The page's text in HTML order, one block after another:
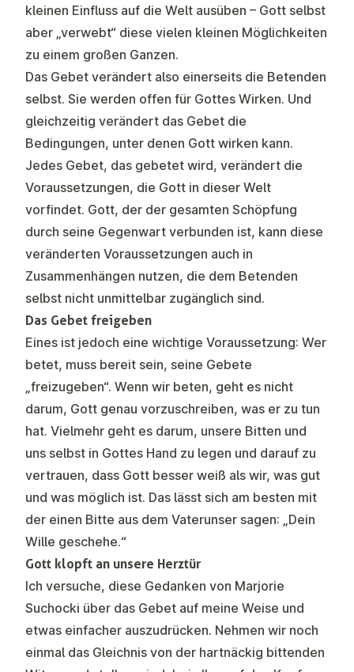
kleinen Einfluss auf die Welt ausüben – Gott selbst
aber „verwebt“ diese vielen kleinen Möglichkeiten
zu einem großen Ganzen.
Das Gebet verändert also einerseits die Betenden
selbst. Sie werden offen für Gottes Wirken. Und
gleichzeitig verändert das Gebet die
Bedingungen, unter denen Gott wirken kann.
Jedes Gebet, das gebetet wird, verändert die
Voraussetzungen, die Gott in dieser Welt
vorfindet. Gott, der der gesamten Schöpfung
durch seine Gegenwart verbunden ist, kann diese
veränderten Voraussetzungen auch in
Zusammenhängen nutzen, die dem Betenden
selbst nicht unmittelbar zugänglich sind.
Das Gebet freigeben
Eines ist jedoch eine wichtige Voraussetzung: Wer
betet, muss bereit sein, seine Gebete
„freizugeben“. Wenn wir beten, geht es nicht
darum, Gott genau vorzuschreiben, was er zu tun
hat. Vielmehr geht es darum, unsere Bitten und
uns selbst in Gottes Hand zu legen und darauf zu
vertrauen, dass Gott besser weiß als wir, was gut
und was möglich ist. Das lässt sich am besten mit
der einen Bitte aus dem Vaterunser sagen: „Dein
Wille geschehe.“
Gott klopft an unsere Herztür
Ich versuche, diese Gedanken von Marjorie
Suchocki über das Gebet auf meine Weise und
etwas einfacher auszudrücken. Nehmen wir noch
einmal das Gleichnis von der hartnäckig bittenden